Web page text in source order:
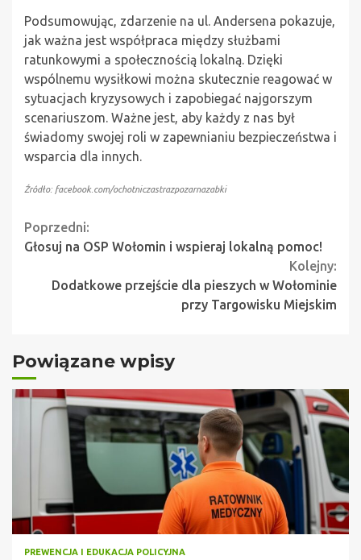
Podsumowując, zdarzenie na ul. Andersena pokazuje,
jak ważna jest współpraca między służbami
ratunkowymi a społecznością lokalną. Dzięki
wspólnemu wysiłkowi można skutecznie reagować w
sytuacjach kryzysowych i zapobiegać najgorszym
scenariuszom. Ważne jest, aby każdy z nas był
świadomy swojej roli w zapewnianiu bezpieczeństwa i
wsparcia dla innych.
Źródło: facebook.com/ochotniczastrazpozarnazabki
Continue
Reading
Poprzedni:
Głosuj na OSP Wołomin i wspieraj lokalną pomoc!
Kolejny:
Dodatkowe przejście dla pieszych w Wołominie
przy Targowisku Miejskim
Powiązane wpisy
PREWENCJA I EDUKACJA POLICYJNA